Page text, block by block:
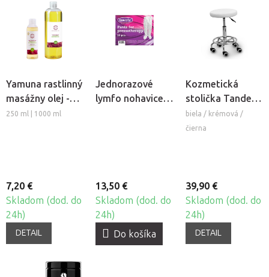
Yamuna rastlinný
masážny olej -
Hrozno
250 ml | 1000 ml
7,20 €
Skladom (dod. do
24h)
DETAIL
Jednorazové
lymfo nohavice z
13,50 €
Skladom (dod. do
24h)
Do košíka
Kozmetická
stolička Tandem
COS
biela / krémová /
čierna
39,90 €
Skladom (dod. do
24h)
DETAIL